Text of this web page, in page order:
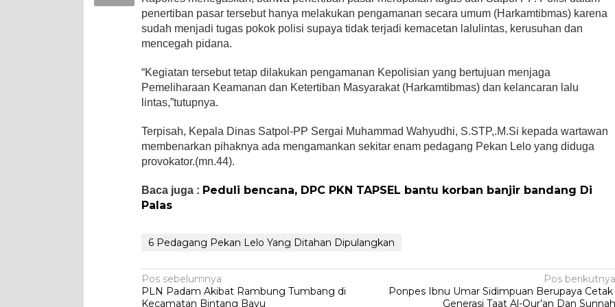
penertiban pasar tersebut hanya melakukan pengamanan secara umum (Harkamtibmas) karena
sudah menjadi tugas pokok polisi supaya tidak terjadi kemacetan lalulintas, kerusuhan dan
mencegah pidana.
“Kegiatan tersebut tetap dilakukan pengamanan Kepolisian yang bertujuan menjaga
Pemeliharaan Keamanan dan Ketertiban Masyarakat (Harkamtibmas) dan kelancaran lalu
lintas,”tutupnya.
Terpisah, Kepala Dinas Satpol-PP Sergai Muhammad Wahyudhi, S.STP,.M.Si kepada wartawan
membenarkan pihaknya ada mengamankan sekitar enam pedagang Pekan Lelo yang diduga
provokator.(mn.44).
Baca juga : Peduli bencana, DPC PKN TAPSEL bantu korban banjir bandang Di
Palas
6 Pedagang Pekan Lelo Yang Ditahan Dipulangkan
Navigasi
pos
Pos sebelumnya
PLN Padam Akibat Rambung Tumbang di
Kecamatan Bintang Bayu
Pos berikutnya
Ponpes Ibnu Umar Sidimpuan Berupaya Cetak
Generasi Taat Al-Qur’an Dan Sunnah